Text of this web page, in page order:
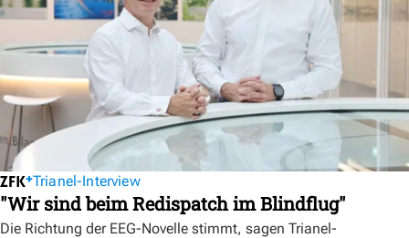
Trianel-Interview
"Wir sind beim Redispatch im Blindflug"
Die Richtung der EEG-Novelle stimmt, sagen Trianel-